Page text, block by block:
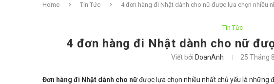
Home Tin Tức 4 đơn hàng đi Nhật dành cho nữ được lựa chọn nhiều
Tin Tức
4 đơn hàng đi Nhật dành cho nữ
Viết bởi DoanAnh 25 Tháng
Đơn hàng đi Nhật dành cho nữđược lựa chọn nhiều nhất chủ yếu là những